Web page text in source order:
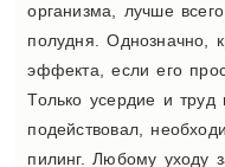
организма, лучше
полудня. Однозначно,
эффекта, если его
Только усердие и труд
подействовал,
пилинг. Любому уходу